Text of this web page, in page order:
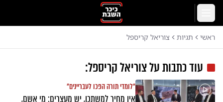
דלג לתוכן הראשי
ראשי תגיות צוריאל קריספל
עוד כתבות עלצוריאל קריספל:
"לומדי תורה הפכו לעבריינים"
אין מחיר למשתכן, יש מעצרים: מי אשם,